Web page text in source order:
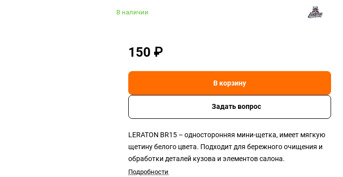
В наличии
150 ₽
В корзину
Задать вопрос
LERATON BR15 – односторонняя мини-щетка, имеет мягкую
щетину белого цвета. Подходит для бережного очищения и
обработки деталей кузова и элементов салона.
Подробности